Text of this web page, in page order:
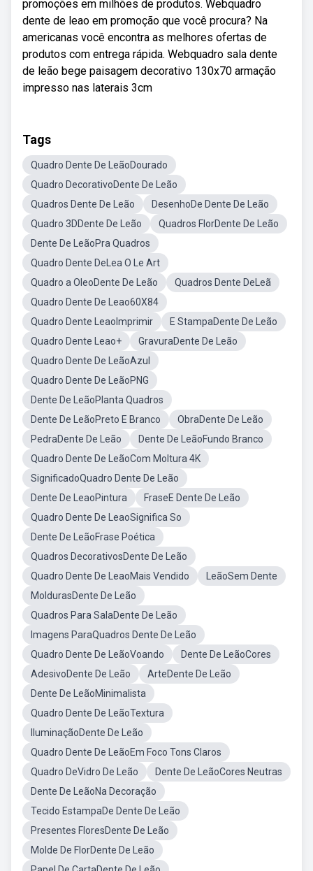
promoções em milhões de produtos. Webquadro
dente de leao em promoção que você procura? Na
americanas você encontra as melhores ofertas de
produtos com entrega rápida. Webquadro sala dente
de leão bege paisagem decorativo 130x70 armação
impresso nas laterais 3cm
Tags
Quadro Dente De LeãoDourado
Quadro DecorativoDente De Leão
Quadros Dente De Leão
DesenhoDe Dente De Leão
Quadro 3DDente De Leão
Quadros FlorDente De Leão
Dente De LeãoPra Quadros
Quadro Dente DeLea O Le Art
Quadro a OleoDente De Leão
Quadros Dente DeLeã
Quadro Dente De Leao60X84
Quadro Dente LeaoImprimir
E StampaDente De Leão
Quadro Dente Leao+
GravuraDente De Leão
Quadro Dente De LeãoAzul
Quadro Dente De LeãoPNG
Dente De LeãoPlanta Quadros
Dente De LeãoPreto E Branco
ObraDente De Leão
PedraDente De Leão
Dente De LeãoFundo Branco
Quadro Dente De LeãoCom Moltura 4K
SignificadoQuadro Dente De Leão
Dente De LeaoPintura
FraseE Dente De Leão
Quadro Dente De LeaoSignifica So
Dente De LeãoFrase Poética
Quadros DecorativosDente De Leão
Quadro Dente De LeaoMais Vendido
LeãoSem Dente
MoldurasDente De Leão
Quadros Para SalaDente De Leão
Imagens ParaQuadros Dente De Leão
Quadro Dente De LeãoVoando
Dente De LeãoCores
AdesivoDente De Leão
ArteDente De Leão
Dente De LeãoMinimalista
Quadro Dente De LeãoTextura
IluminaçãoDente De Leão
Quadro Dente De LeãoEm Foco Tons Claros
Quadro DeVidro De Leão
Dente De LeãoCores Neutras
Dente De LeãoNa Decoração
Tecido EstampaDe Dente De Leão
Presentes FloresDente De Leão
Molde De FlorDente De Leão